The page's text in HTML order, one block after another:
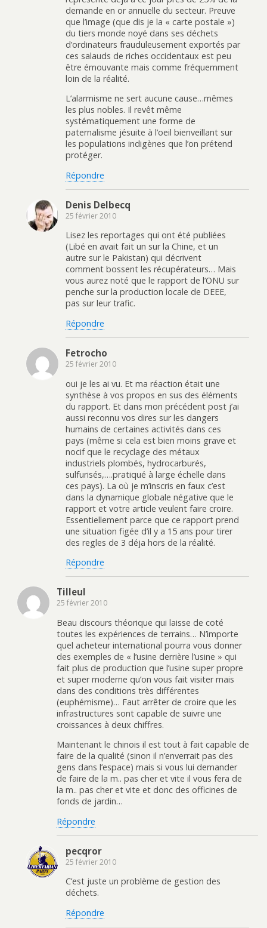
demande en or annuelle du secteur. Preuve
que l’image (que dis je la « carte postale »)
du tiers monde noyé dans ses déchets
d’ordinateurs frauduleusement exportés par
ces salauds de riches occidentaux est peu
être émouvante mais comme fréquemment
loin de la réalité.
L’alarmisme ne sert aucune cause…mêmes
les plus nobles. Il revêt même
systématiquement une forme de
paternalisme jésuite à l’oeil bienveillant sur
les populations indigènes que l’on prétend
protéger.
Répondre
Denis Delbecq
25 février 2010
Lisez les reportages qui ont été publiées
(Libé en avait fait un sur la Chine, et un
autre sur le Pakistan) qui décrivent
comment bossent les récupérateurs… Mais
vous aurez noté que le rapport de l’ONU sur
penche sur la production locale de DEEE,
pas sur leur trafic.
Répondre
Fetrocho
25 février 2010
oui je les ai vu. Et ma réaction était une
synthèse à vos propos en sus des éléments
du rapport. Et dans mon précédent post j’ai
aussi reconnu vos dires sur les dangers
humains de certaines activités dans ces
pays (même si cela est bien moins grave et
nocif que le recyclage des métaux
industriels plombés, hydrocarburés,
sulfurisés,….pratiqué à large échelle dans
ces pays). La où je m’inscris en faux c’est
dans la dynamique globale négative que le
rapport et votre article veulent faire croire.
Essentiellement parce que ce rapport prend
une situation figée d’il y a 15 ans pour tirer
des regles de 3 déja hors de la réalité.
Répondre
Tilleul
25 février 2010
Beau discours théorique qui laisse de coté
toutes les expériences de terrains… N’importe
quel acheteur international pourra vous donner
des exemples de « l’usine derrière l’usine » qui
fait plus de production que l’usine super propre
et super moderne qu’on vous fait visiter mais
dans des conditions très différentes
(euphémisme)… Faut arrêter de croire que les
infrastructures sont capable de suivre une
croissances à deux chiffres.
Maintenant le chinois il est tout à fait capable de
faire de la qualité (sinon il n’enverrait pas des
gens dans l’espace) mais si vous lui demander
de faire de la m.. pas cher et vite il vous fera de
la m.. pas cher et vite et donc des officines de
fonds de jardin…
Répondre
pecqror
25 février 2010
C’est juste un problème de gestion des
déchets.
Répondre